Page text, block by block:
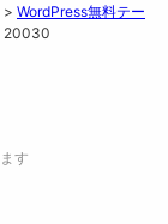
> WordPress無料テー
20030
す